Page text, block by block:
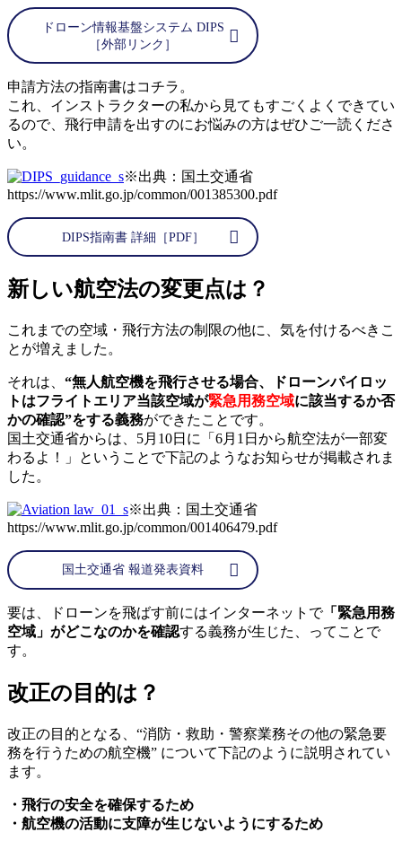
ドローン情報基盤システム DIPS
［外部リンク］
申請方法の指南書はコチラ。
これ、インストラクターの私から見てもすごくよくできてい
るので、飛行申請を出すのにお悩みの方はぜひご一読くださ
い。
※出典：国土交通省
https://www.mlit.go.jp/common/001385300.pdf
DIPS指南書 詳細［PDF］
新しい航空法の変更点は？
これまでの空域・飛行方法の制限の他に、気を付けるべきこ
とが増えました。
それは、 “無人航空機を飛行させる場合、ドローンパイロッ
トはフライトエリア当該空域が緊急用務空域に該当するか否
かの確認”をする義務ができたことです。
国土交通省からは、5月10日に「6月1日から航空法が一部変
わるよ！」ということで下記のようなお知らせが掲載されま
した。
※出典：国土交通省
https://www.mlit.go.jp/common/001406479.pdf
国土交通省 報道発表資料
要は、ドローンを飛ばす前にはインターネットで「緊急用務
空域」がどこなのかを確認する義務が生じた、ってことで
す。
改正の目的は？
改正の目的となる、“消防・救助・警察業務その他の緊急要
務を行うための航空機” について下記のように説明されてい
ます。
・飛行の安全を確保するため
・航空機の活動に支障が生じないようにするため